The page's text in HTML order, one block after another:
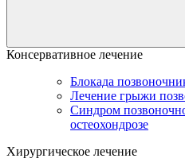
Консервативное лечение
Блокада
Лечение грыжи
Синдром
остеохондрозе
Хирургическое лечение